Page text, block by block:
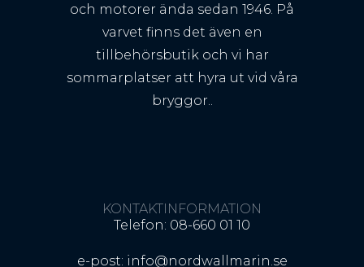
och motorer ända sedan 1946. På
varvet finns det även en
tillbehörsbutik och vi har
sommarplatser att hyra ut vid våra
bryggor..
KONTAKTINFORMATION
Telefon: 08-660 01 10
e-post: info@nordwallmarin.se